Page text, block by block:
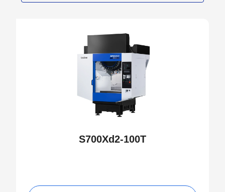
S700Xd2-100T